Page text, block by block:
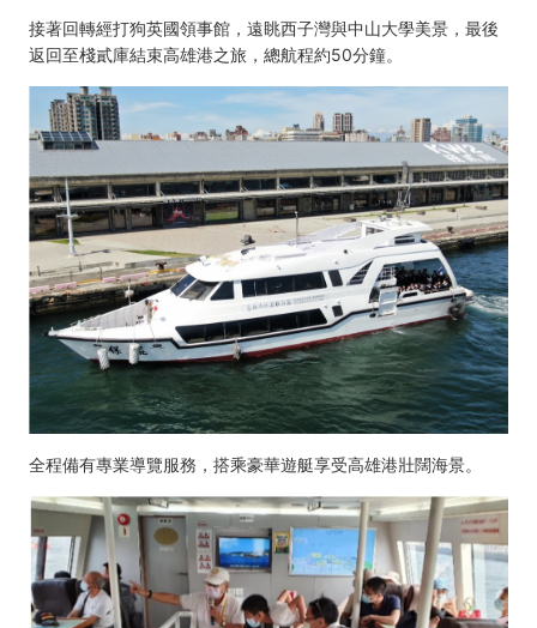
接著回轉經打狗英國領事館，遠眺西子灣與中山大學美景，最後
返回至棧貳庫結束高雄港之旅，總航程約50分鐘。
全程備有專業導覽服務，搭乘豪華遊艇享受高雄港壯闊海景。